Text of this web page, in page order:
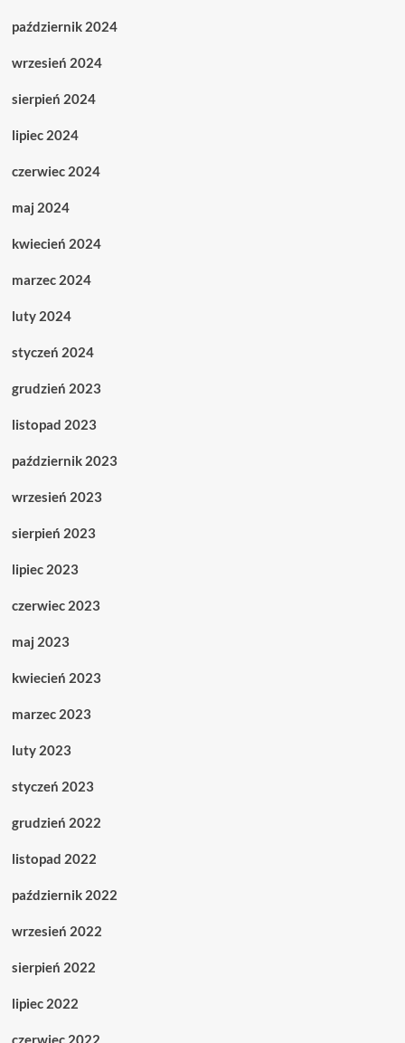
październik 2024
wrzesień 2024
sierpień 2024
lipiec 2024
czerwiec 2024
maj 2024
kwiecień 2024
marzec 2024
luty 2024
styczeń 2024
grudzień 2023
listopad 2023
październik 2023
wrzesień 2023
sierpień 2023
lipiec 2023
czerwiec 2023
maj 2023
kwiecień 2023
marzec 2023
luty 2023
styczeń 2023
grudzień 2022
listopad 2022
październik 2022
wrzesień 2022
sierpień 2022
lipiec 2022